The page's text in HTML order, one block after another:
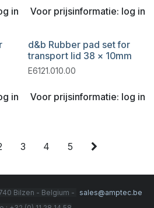
in Voor prijsinformatie: log in
in
d&b Rubber pad set for
transport lid 38 x 10mm
E6121.010.00
Voor prijsinformatie: log in
3 4 5
Bilzen - Belgium -
sales@amptec.be